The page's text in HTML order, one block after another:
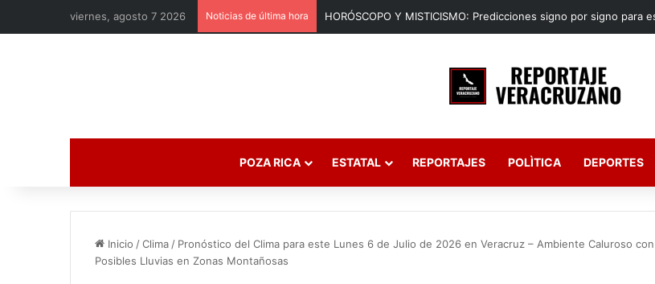
viernes, agosto 7 2026 Noticias de última hora
POZA RICA ESTATAL REPORTAJES POLÌTICA DEPORTES
Inicio /Clima / Pronóstico del Clima para este Lunes 6 de Julio de 2026 en Veracruz – Ambiente Caluroso con
Posibles Lluvias en Zonas Montañosas